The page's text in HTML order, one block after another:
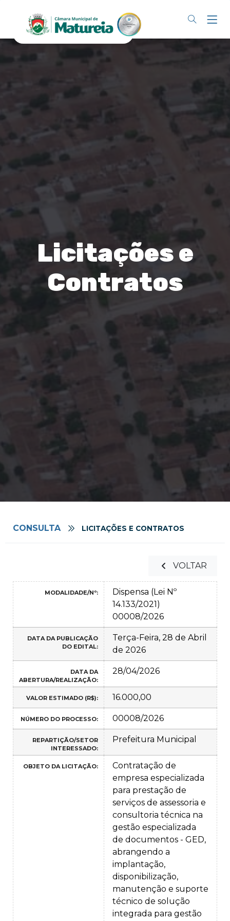
Licitações e
Contratos
CONSULTA LICITAÇÕES E CONTRATOS
VOLTAR
MODALIDADE/Nº:
Dispensa (Lei Nº
14.133/2021)
00008/2026
DATA DA PUBLICAÇÃO
DO EDITAL:
Terça-Feira, 28 de Abril
de 2026
DATA DA
ABERTURA/REALIZAÇÃO:
28/04/2026
VALOR ESTIMADO (R$): 16.000,00
NÚMERO DO PROCESSO: 00008/2026
REPARTIÇÃO/SETOR
INTERESSADO:
Prefeitura Municipal
OBJETO DA LICITAÇÃO:
Contratação de
empresa especializada
para prestação de
serviços de assessoria e
consultoria técnica na
gestão especializada
de documentos - GED,
abrangendo a
implantação,
disponibilização,
manutenção e suporte
técnico de solução
integrada para gestão